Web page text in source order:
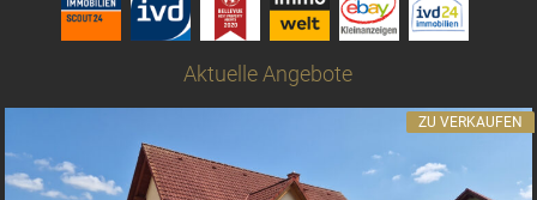
Aktuelle Angebote
ZU VERKAUFEN